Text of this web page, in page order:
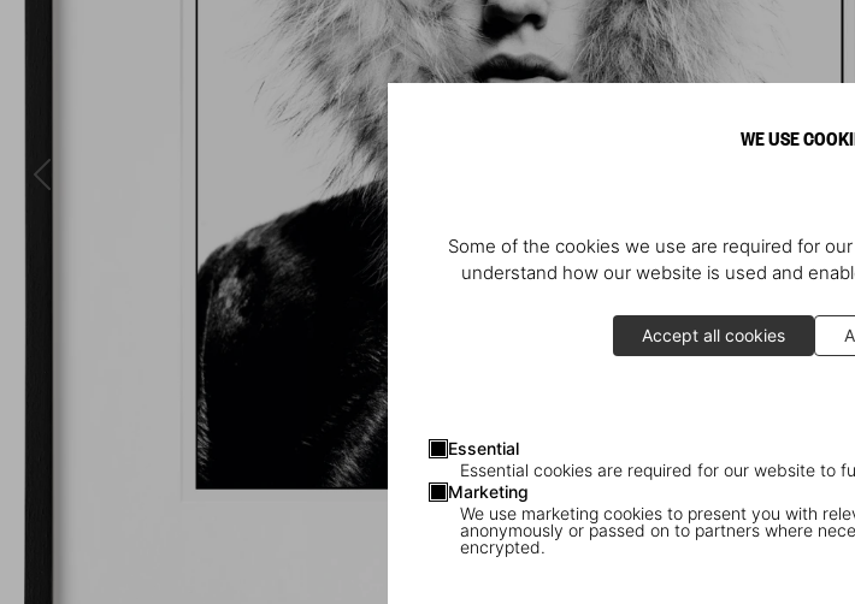
WE USE
Some of the cookies we use are required for
understand how our website is used and
Accept all cookies
Essential
Essential cookies are required for our website to
Marketing
We use marketing cookies to present you with
anonymously or passed on to partners where
encrypted.